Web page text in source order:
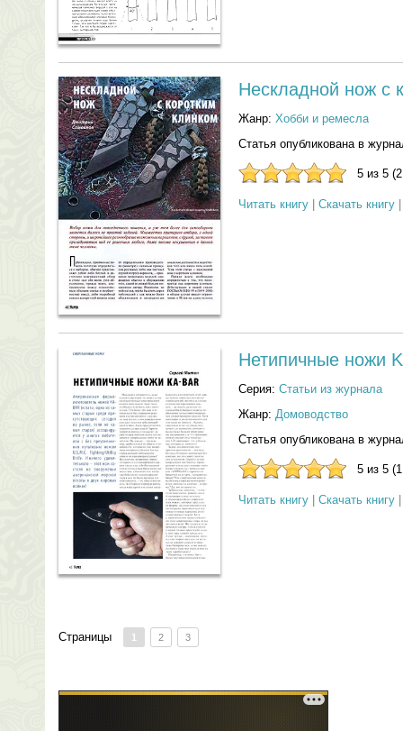
Нескладной нож с
Жанр: Хобби и ремесла
Статья опубликована в
5 из 5
Читать книгу Скачать книгу
Нетипичные ножи
Серия: Статьи из журнала
Жанр: Домоводство
Статья опубликована в
5 из 5
Читать книгу Скачать книгу
Страницы 1 2 3